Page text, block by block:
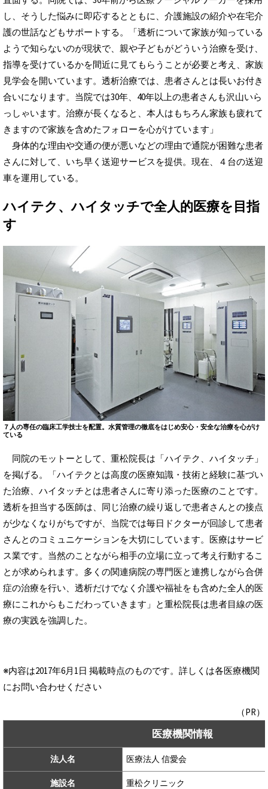
し、そうした悩みに即応するとともに、介護施設の紹介や在宅介
護の世話などもサポートする。「透析について家族が知っている
ようで知らないのが現状で、親や子どもがどういう治療を受け、
指導を受けているかを間近に見てもらうことが必要と考え、家族
見学会を開いています。透析治療では、患者さんとは長いお付き
合いになります。当院では30年、40年以上の患者さんも沢山いら
っしゃいます。治療が長くなると、本人はもちろん家族も疲れて
きますので家族を含めたフォローを心がけています」
身体的な理由や交通の便が悪いなどの理由で通院が困難な患者
さんに対して、いち早く送迎サービスを提供。現在、４台の送迎
車を運用している。
ハイテク、ハイタッチで全人的医療を目指
す
７人の専任の臨床工学技士を配置。水質管理の徹底をはじめ安心・安全な治療を心がけ
ている
同院のモットーとして、重松院長は「ハイテク、ハイタッチ」
を掲げる。「ハイテクとは高度の医療知識・技術と経験に基づい
た治療、ハイタッチとは患者さんに寄り添った医療のことです。
透析を担当する医師は、同じ治療の繰り返しで患者さんとの接点
が少なくなりがちですが、当院では毎日ドクターが回診して患者
さんとのコミュニケーションを大切にしています。医療はサービ
ス業です。当然のことながら相手の立場に立って考え行動するこ
とが求められます。多くの関連病院の専門医と連携しながら合併
症の治療を行い、透析だけでなく介護や福祉をも含めた全人的医
療にこれからもこだわっていきます」と重松院長は患者目線の医
療の実践を強調した。
※内容は2017年6月1日 掲載時点のものです。詳しくは各医療機関
にお問い合わせください
（PR）
医療機関情報
法人名 医療法人 信愛会
施設名 重松クリニック